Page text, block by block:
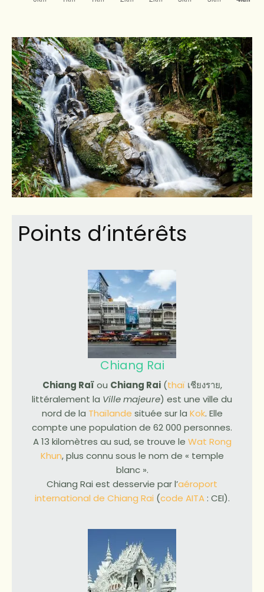
Points d’intérêts
Chiang Rai
Chiang Raïou Chiang Rai(thaïเชียงราย,
littéralement la Ville majeure) est une ville du
nord de la Thaïlande située sur la Kok. Elle
compte une population de 62 000 personnes.
A 13 kilomètres au sud, se trouve le Wat Rong
Khun, plus connu sous le nom de « temple
blanc ».
Chiang Rai est desservie par l’aéroport
international de Chiang Rai (code AITA: CEI).